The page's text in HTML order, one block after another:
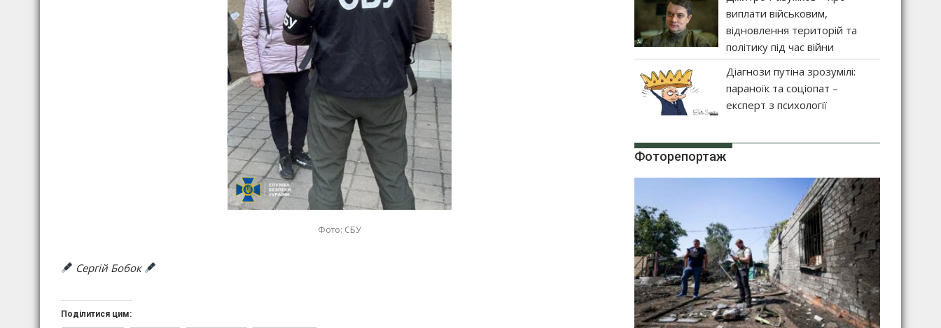
Фото: СБУ
Сергій Бобок
Поділитися цим:
виплати військовим,
відновлення територій та
політику під час війни
Діагнози путіна зрозумілі:
параноїк та соціопат –
експерт з психології
Фоторепортаж